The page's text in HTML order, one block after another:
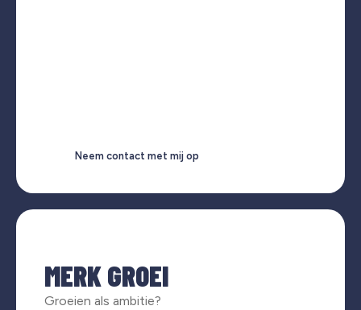
Neem contact met mij op
MERK GROEI
Groeien als ambitie?